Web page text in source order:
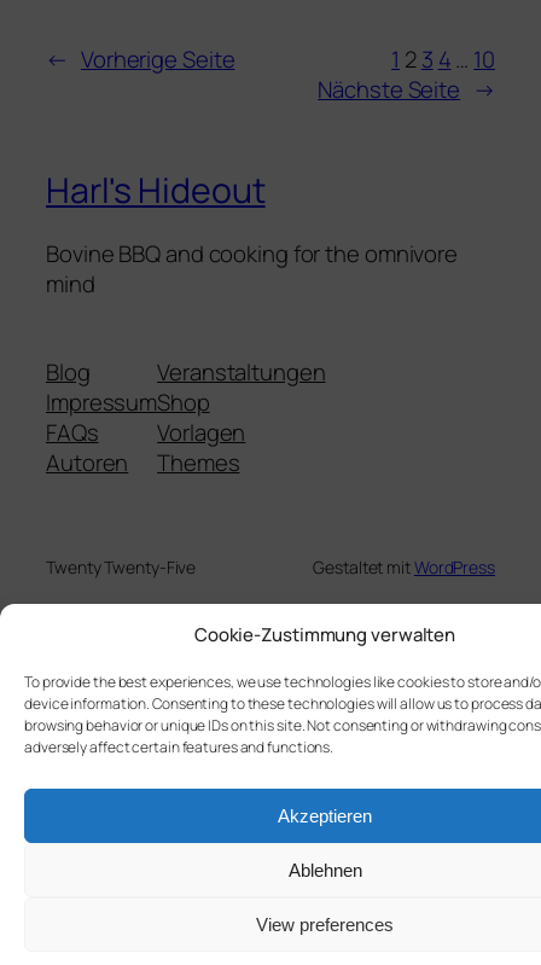
Cookie-Zustimmung verwalten
To provide the best experiences, we use technologies like cookies to store and/
device information. Consenting to these technologies will allow us to process
browsing behavior or unique IDs on this site. Not consenting or withdrawing
adversely affect certain features and functions.
Akzeptieren
Ablehnen
View preferences
← Vorherige Seite 1 23 4… 10
Nächste Seite →
Harl's Hideout
Bovine BBQ and cooking for the omnivore
mind
Blog
Impressum
FAQs
Autoren
Veranstaltungen
Shop
Vorlagen
Themes
Twenty Twenty-Five Gestaltet mitWordPress